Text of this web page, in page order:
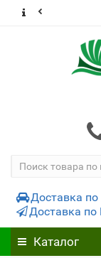
Доставка
Доставка по
Каталог